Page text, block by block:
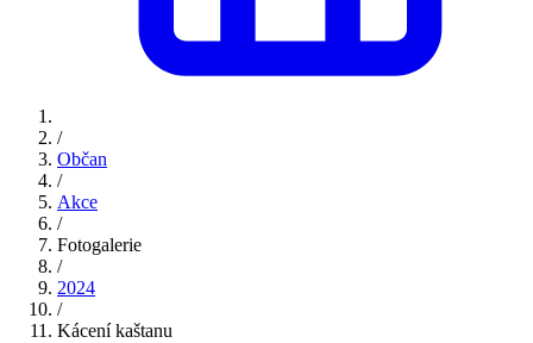
/
Občan
/
Akce
/
Fotogalerie
/
2024
/
Kácení kaštanu